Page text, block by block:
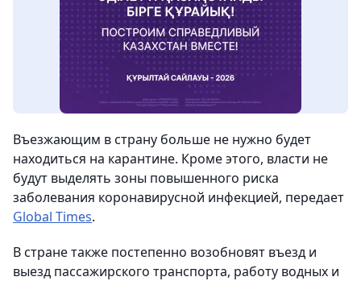
Въезжающим в страну больше не нужно будет
находиться на карантине. Кроме этого, власти не
будут выделять зоны повышенного риска
заболевания коронавирусной инфекцией, передает
Global Times.
В стране также постепенно возобновят въезд и
выезд пассажирского транспорта, работу водных и